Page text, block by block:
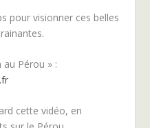
pour visionner ces belles
au Pérou » :
cette vidéo, en